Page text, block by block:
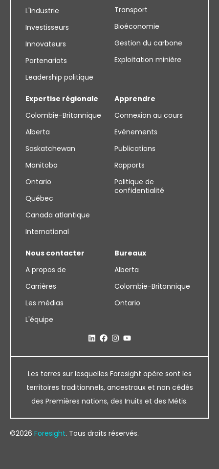
L'industrie
Investisseurs
Innovateurs
Partenariats
Leadership politique
Transport
Bioéconomie
Gestion du carbone
Exploitation minière
Expertise régionale
Colombie-Britannique
Alberta
Saskatchewan
Manitoba
Ontario
Québec
Canada atlantique
International
Apprendre
Connexion au cours
Evénements
Publications
Rapports
Politique de
confidentialité
Nous contacter
A propos de
Carrières
Les médias
L'équipe
Bureaux
Alberta
Colombie-Britannique
Ontario
Les terres sur lesquelles Foresight opère sont les
territoires traditionnels, ancestraux et non cédés
des Premières nations, des Inuits et des Métis.
©2026 Foresight. Tous droits réservés.